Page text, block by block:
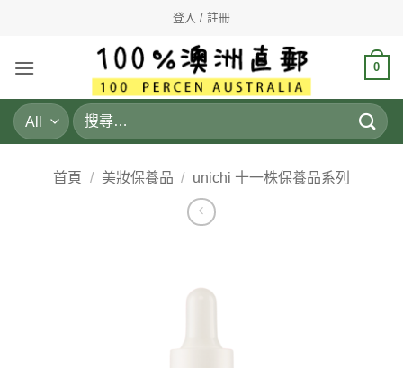
登入 / 註冊
0
搜
尋
鍵
首頁 / 美妝保養品 / unichi 十一株保養品系列